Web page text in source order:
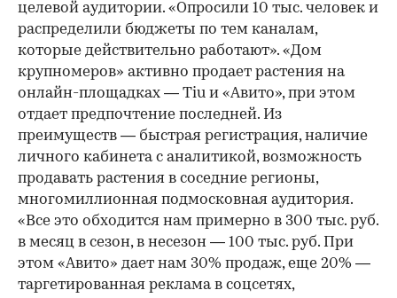
целевой аудитории. «Опросили 10 тыс. человек и
распределили бюджеты по тем каналам,
которые действительно работают». «Дом
крупномеров» активно продает растения на
онлайн-площадках — Tiu и «Авито», при этом
отдает предпочтение последней. Из
преимуществ — быстрая регистрация, наличие
личного кабинета с аналитикой, возможность
продавать растения в соседние регионы,
многомиллионная подмосковная аудитория.
«Все это обходится нам примерно в 300 тыс. руб.
в месяц в сезон, в несезон — 100 тыс. руб. При
этом «Авито» дает нам 30% продаж, еще 20% —
таргетированная реклама в соцсетях,